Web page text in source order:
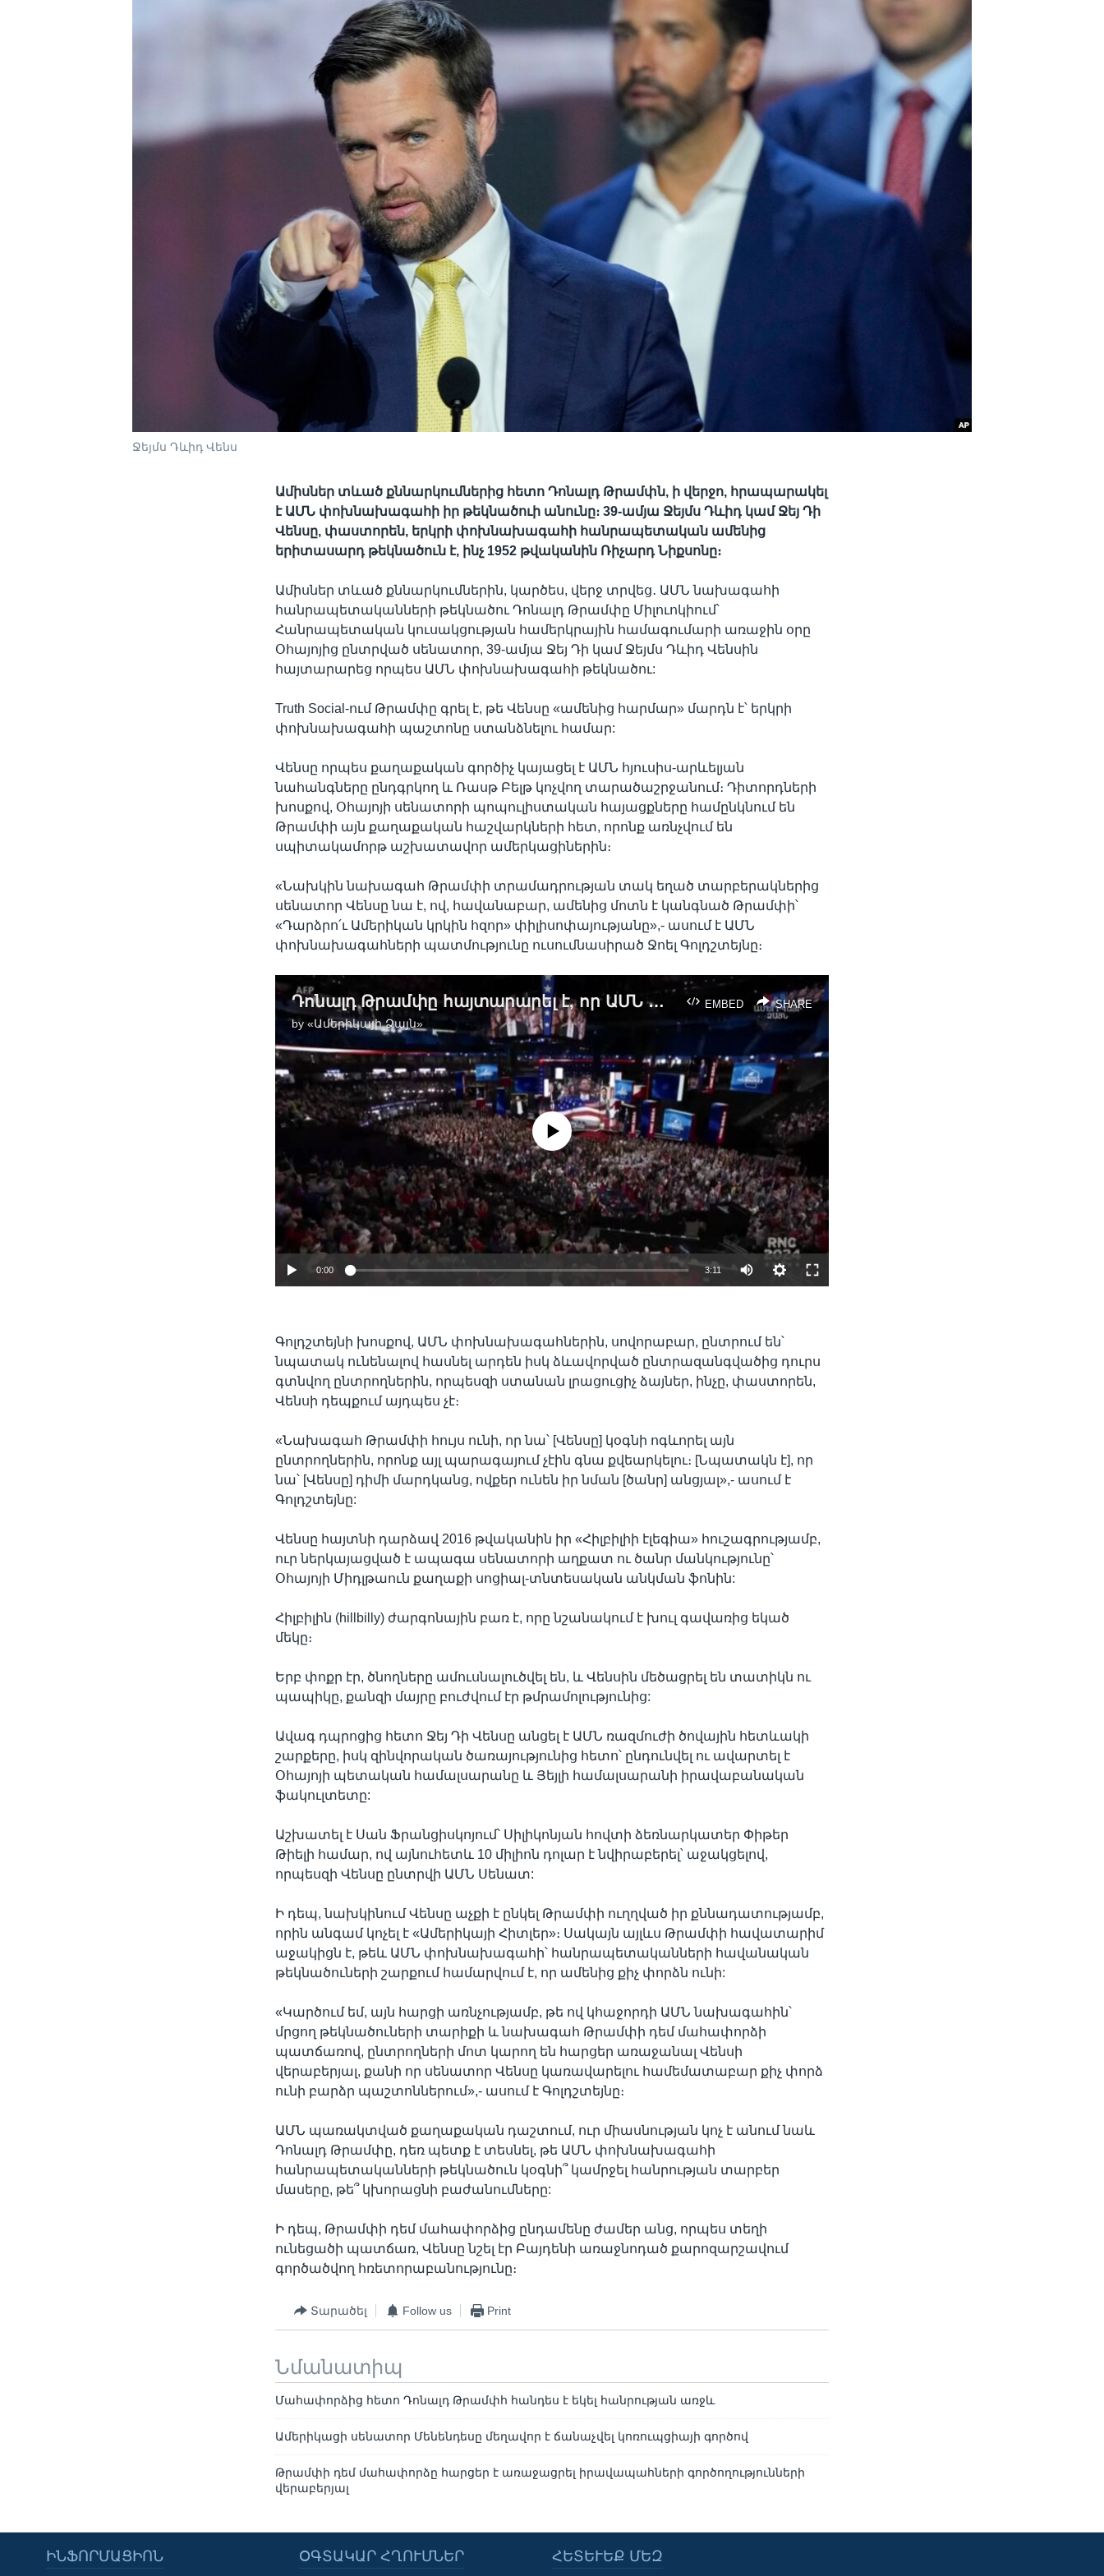
Ջեյմս Դևիդ Վենս
Ամիսներ տևած քննարկումներից հետո Դոնալդ Թրամփն, ի վերջո, հրապարակել
է ԱՄՆ փոխնախագահի իր թեկնածուի անունը։ 39-ամյա Ջեյմս Դևիդ կամ Ջեյ Դի
Վենսը, փաստորեն, երկրի փոխնախագահի հանրապետական ամենից
երիտասարդ թեկնածուն է, ինչ 1952 թվականին Ռիչարդ Նիքսոնը։
Ամիսներ տևած քննարկումներին, կարծես, վերջ տրվեց․ ԱՄՆ նախագահի
հանրապետականների թեկնածու Դոնալդ Թրամփը Միլուոկիում՝
Հանրապետական կուսակցության համերկրային համագումարի առաջին օրը
Օհայոյից ընտրված սենատոր, 39-ամյա Ջեյ Դի կամ Ջեյմս Դևիդ Վենսին
հայտարարեց որպես ԱՄՆ փոխնախագահի թեկնածու:
Truth Social-ում Թրամփը գրել է, թե Վենսը «ամենից հարմար» մարդն է՝ երկրի
փոխնախագահի պաշտոնը ստանձնելու համար:
Վենսը որպես քաղաքական գործիչ կայացել է ԱՄՆ հյուսիս-արևելյան
նահանգները ընդգրկող և Ռասթ Բելթ կոչվող տարածաշրջանում։ Դիտորդների
խոսքով, Օհայոյի սենատորի պոպուլիստական հայացքները համընկնում են
Թրամփի այն քաղաքական հաշվարկների հետ, որոնք առնչվում են
սպիտակամորթ աշխատավոր ամերկացիներին։
«Նախկին նախագահ Թրամփի տրամադրության տակ եղած տարբերակներից
սենատոր Վենսը նա է, ով, հավանաբար, ամենից մոտն է կանգնած Թրամփի՝
«Դարձրո՛ւ Ամերիկան կրկին հզոր» փիլիսոփայությանը»,- ասում է ԱՄՆ
փոխնախագահների պատմությունը ուսումնասիրած Ջոել Գոլդշտեյնը։
EMBED SHARE
Դոնալդ Թրամփը հայտարարել է, որ ԱՄՆ Սենատում Օհայո նահանգը ներկայացնող Ջեյմս Դևիդ Վենսին է ընտրում որպես ԱՄՆ փոխնախագահի թեկնածու։
by«Ամերիկայի Ձայն»
No media source currently available
0:00 3:11
Գոլդշտեյնի խոսքով, ԱՄՆ փոխնախագահներին, սովորաբար, ընտրում են՝
նպատակ ունենալով հասնել արդեն իսկ ձևավորված ընտրազանգվածից դուրս
գտնվող ընտրողներին, որպեսզի ստանան լրացուցիչ ձայներ, ինչը, փաստորեն,
Վենսի դեպքում այդպես չէ։
«Նախագահ Թրամփի հույս ունի, որ նա՝ [Վենսը] կօգնի ոգևորել այն
ընտրողներին, որոնք այլ պարագայում չէին գնա քվեարկելու։ [Նպատակն է], որ
նա՝ [Վենսը] դիմի մարդկանց, ովքեր ունեն իր նման [ծանր] անցյալ»,- ասում է
Գոլդշտեյնը:
Վենսը հայտնի դարձավ 2016 թվականին իր «Հիլբիլիի էլեգիա» հուշագրությամբ,
ուր ներկայացված է ապագա սենատորի աղքատ ու ծանր մանկությունը՝
Օհայոյի Միդլթաուն քաղաքի սոցիալ-տնտեսական անկման ֆոնին:
Հիլբիլին (hillbilly) ժարգոնային բառ է, որը նշանակում է խուլ գավառից եկած
մեկը։
Երբ փոքր էր, ծնողները ամուսնալուծվել են, և Վենսին մեծացրել են տատիկն ու
պապիկը, քանզի մայրը բուժվում էր թմրամոլությունից:
Ավագ դպրոցից հետո Ջեյ Դի Վենսը անցել է ԱՄՆ ռազմուժի ծովային հետևակի
շարքերը, իսկ զինվորական ծառայությունից հետո՝ ընդունվել ու ավարտել է
Օհայոյի պետական համալսարանը և Յեյլի համալսարանի իրավաբանական
ֆակուլտետը:
Աշխատել է Սան Ֆրանցիսկոյում՝ Սիլիկոնյան հովտի ձեռնարկատեր Փիթեր
Թիելի համար, ով այնուհետև 10 միլիոն դոլար է նվիրաբերել՝ աջակցելով,
որպեսզի Վենսը ընտրվի ԱՄՆ Սենատ:
Ի դեպ, նախկինում Վենսը աչքի է ընկել Թրամփի ուղղված իր քննադատությամբ,
որին անգամ կոչել է «Ամերիկայի Հիտլեր»։ Սակայն այլևս Թրամփի հավատարիմ
աջակիցն է, թեև ԱՄՆ փոխնախագահի՝ հանրապետականների հավանական
թեկնածուների շարքում համարվում է, որ ամենից քիչ փորձն ունի:
«Կարծում եմ, այն հարցի առնչությամբ, թե ով կհաջորդի ԱՄՆ նախագահին՝
մրցող թեկնածուների տարիքի և նախագահ Թրամփի դեմ մահափորձի
պատճառով, ընտրողների մոտ կարող են հարցեր առաջանալ Վենսի
վերաբերյալ, քանի որ սենատոր Վենսը կառավարելու համեմատաբար քիչ փորձ
ունի բարձր պաշտոններում»,- ասում է Գոլդշտեյնը։
ԱՄՆ պառակտված քաղաքական դաշտում, ուր միասնության կոչ է անում նաև
Դոնալդ Թրամփը, դեռ պետք է տեսնել, թե ԱՄՆ փոխնախագահի
հանրապետականների թեկնածուն կօգնի՞ կամրջել հանրության տարբեր
մասերը, թե՞ կխորացնի բաժանումները:
Ի դեպ, Թրամփի դեմ մահափորձից ընդամենը ժամեր անց, որպես տեղի
ունեցածի պատճառ, Վենսը նշել էր Բայդենի առաջնոդած քարոզարշավում
գործածվող հռետորաբանությունը։
Տարածել Follow us Print
Նմանատիպ
Մահափորձից հետո Դոնալդ Թրամփհ հանդես է եկել հանրության առջև
Ամերիկացի սենատոր Մենենդեսը մեղավոր է ճանաչվել կոռուպցիայի գործով
Թրամփի դեմ մահափորձը հարցեր է առաջացրել իրավապահների գործողությունների
վերաբերյալ
ՀԵՏԵՒԵՔ ՄԵԶ
ԻՆՖՈՐՄԱՑԻՈՆ ՕԳՏԱԿԱՐ ՀՂՈՒՄՆԵՐ